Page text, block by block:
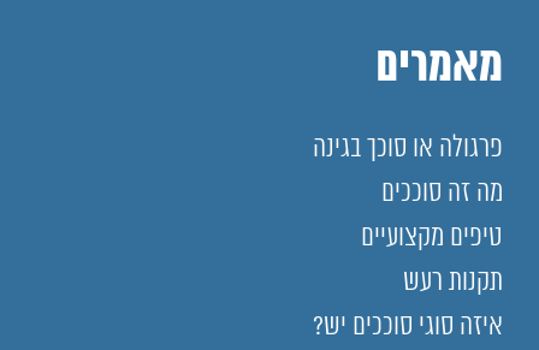
מאמרים
פרגולה או סוכך בגינה
מה זה סוככים
טיפים מקצועיים
תקנות רעש
איזה סוגי סוככים יש?